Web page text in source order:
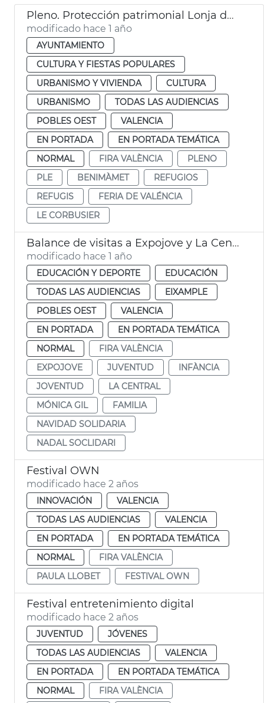
Pleno. Protección patrimonial Lonja de Feria València y refugios antiaéreos de València
modificado hace 1 año
AYUNTAMIENTO
CULTURA Y FIESTAS POPULARES
URBANISMO Y VIVIENDA
CULTURA
URBANISMO
TODAS LAS AUDIENCIAS
POBLES OEST
VALENCIA
EN PORTADA
EN PORTADA TEMÁTICA
NORMAL
FIRA VALÈNCIA
PLENO
PLE
BENIMÀMET
REFUGIOS
REFUGIS
FERIA DE VALÉNCIA
LE CORBUSIER
Balance de visitas a Expojove y La Central
modificado hace 1 año
EDUCACIÓN Y DEPORTE
EDUCACIÓN
TODAS LAS AUDIENCIAS
EIXAMPLE
POBLES OEST
VALENCIA
EN PORTADA
EN PORTADA TEMÁTICA
NORMAL
FIRA VALÈNCIA
EXPOJOVE
JUVENTUD
INFÀNCIA
JOVENTUD
LA CENTRAL
MÓNICA GIL
FAMILIA
NAVIDAD SOLIDARIA
NADAL SOCLIDARI
Festival OWN
modificado hace 2 años
INNOVACIÓN
VALENCIA
TODAS LAS AUDIENCIAS
VALENCIA
EN PORTADA
EN PORTADA TEMÁTICA
NORMAL
FIRA VALÈNCIA
PAULA LLOBET
FESTIVAL OWN
Festival entretenimiento digital
modificado hace 2 años
JUVENTUD
JÓVENES
TODAS LAS AUDIENCIAS
VALENCIA
EN PORTADA
EN PORTADA TEMÁTICA
NORMAL
FIRA VALÈNCIA